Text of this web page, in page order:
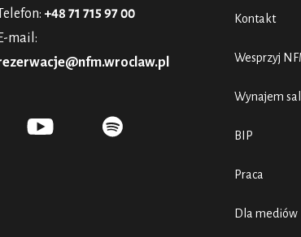
+48 71 715 97 00
E-mail:
Kontakt
Wesprzyj
Wynajem sal
BIP
Praca
Dla mediów